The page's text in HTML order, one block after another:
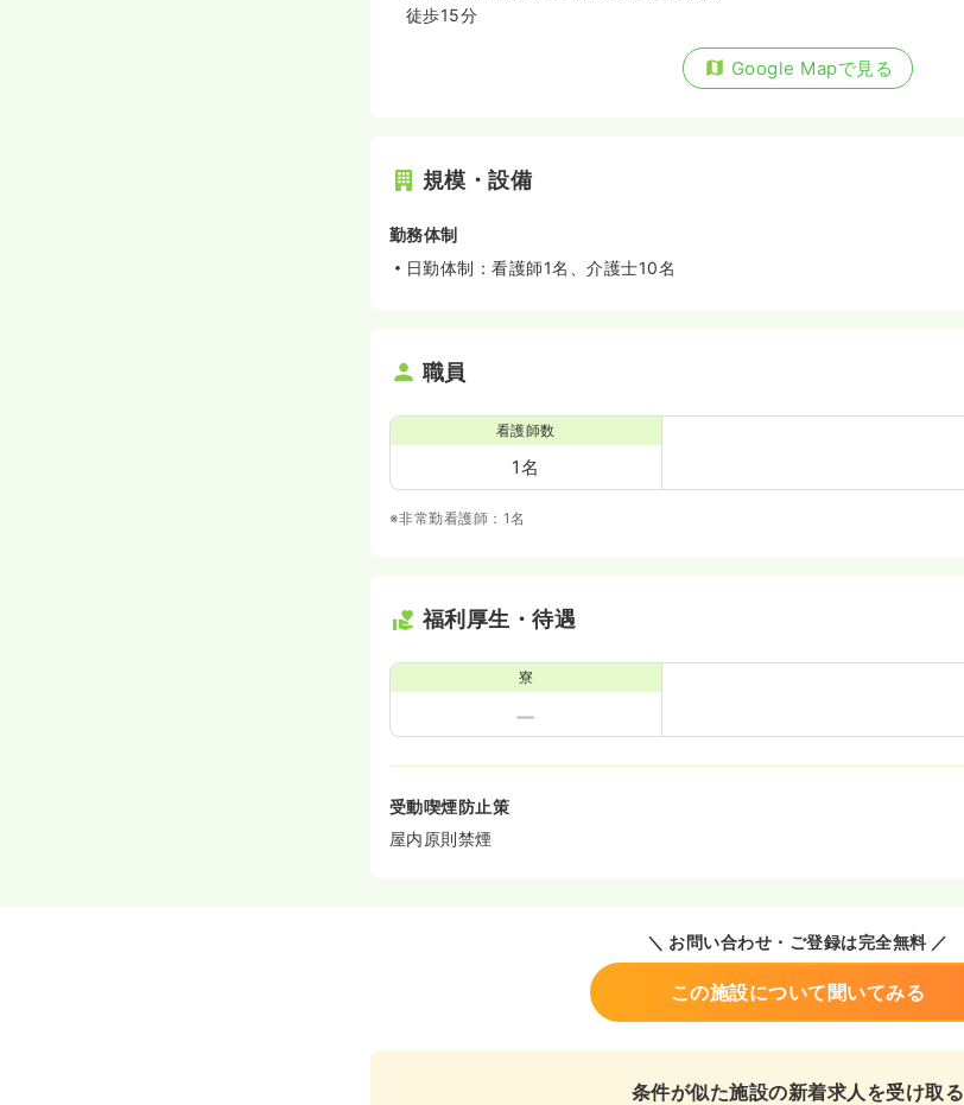
徒歩15分
Google Mapで見る
規模・設備
勤務体制
日勤体制：看護師1名、介護士10名
職員
看護師数
1名
※非常勤看護師：1名
福利厚生・待遇
寮
受動喫煙防止策
屋内原則禁煙
＼ お問い合わせ・ご登録は完全無料 ／
この施設について聞いてみる
条件が似た施設の新着求人を受け取る